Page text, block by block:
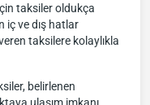
taksiler oldukça
iç ve dış hatlar
taksilere kolaylıkla
belirlenen